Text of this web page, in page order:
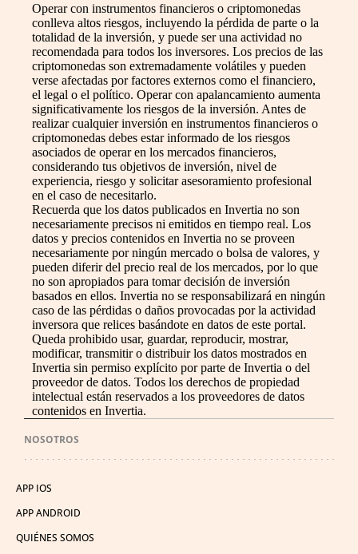
Operar con instrumentos financieros o criptomonedas
conlleva altos riesgos, incluyendo la pérdida de parte o la
totalidad de la inversión, y puede ser una actividad no
recomendada para todos los inversores. Los precios de las
criptomonedas son extremadamente volátiles y pueden
verse afectadas por factores externos como el financiero,
el legal o el político. Operar con apalancamiento aumenta
significativamente los riesgos de la inversión. Antes de
realizar cualquier inversión en instrumentos financieros o
criptomonedas debes estar informado de los riesgos
asociados de operar en los mercados financieros,
considerando tus objetivos de inversión, nivel de
experiencia, riesgo y solicitar asesoramiento profesional
en el caso de necesitarlo.
Recuerda que los datos publicados en Invertia no son
necesariamente precisos ni emitidos en tiempo real. Los
datos y precios contenidos en Invertia no se proveen
necesariamente por ningún mercado o bolsa de valores, y
pueden diferir del precio real de los mercados, por lo que
no son apropiados para tomar decisión de inversión
basados en ellos. Invertia no se responsabilizará en ningún
caso de las pérdidas o daños provocadas por la actividad
inversora que relices basándote en datos de este portal.
Queda prohibido usar, guardar, reproducir, mostrar,
modificar, transmitir o distribuir los datos mostrados en
Invertia sin permiso explícito por parte de Invertia o del
proveedor de datos. Todos los derechos de propiedad
intelectual están reservados a los proveedores de datos
contenidos en Invertia.
NOSOTROS
APP IOS
APP ANDROID
QUIÉNES SOMOS